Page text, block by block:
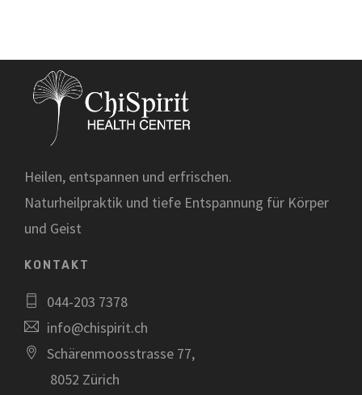
Heilen, entspannen und erfrischen.
Naturheilpraktik und tiefe Entspannung für Körper
und Geist
KONTAKT
044-203 7378
info@chispirit.ch
Schärenmoosstrasse 77,
8052 Zürich